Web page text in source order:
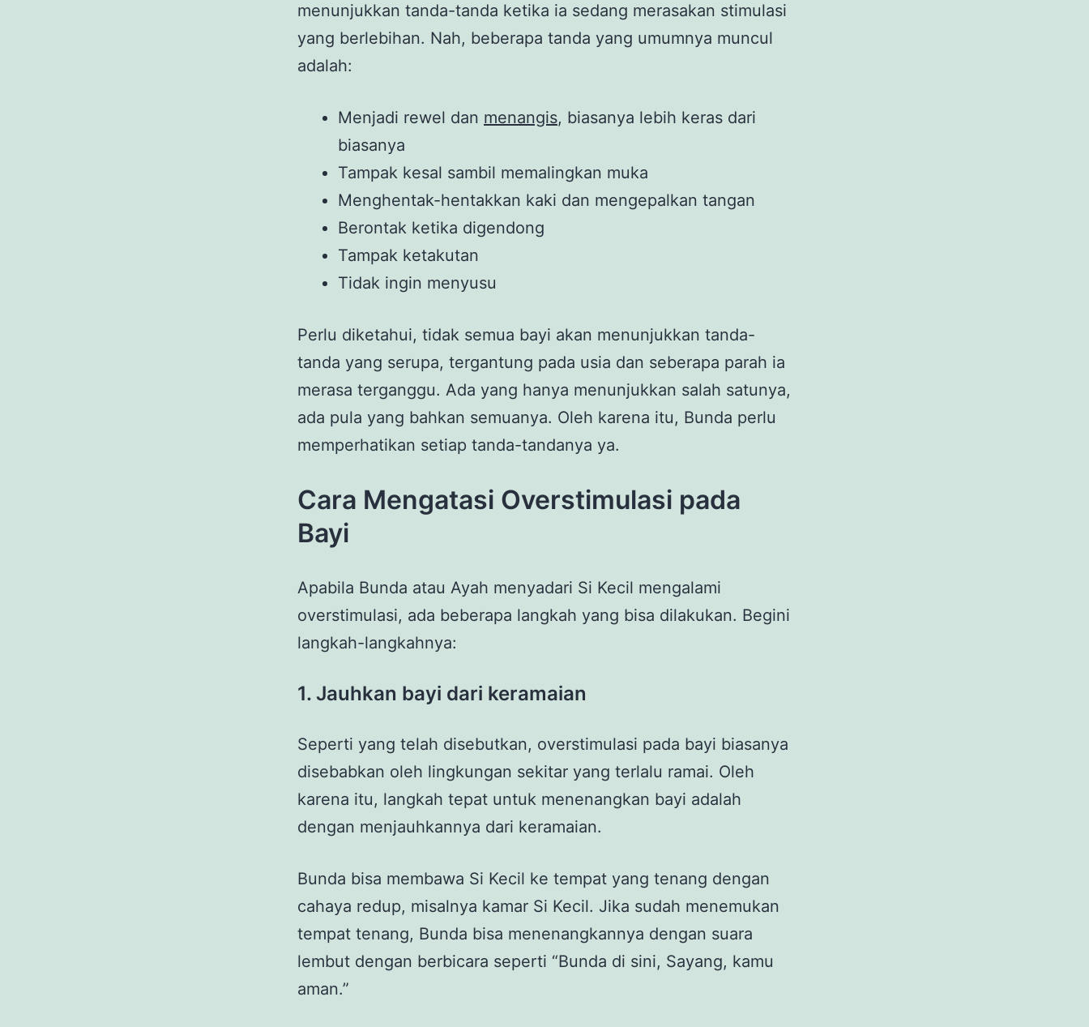
menunjukkan tanda-tanda ketika ia sedang merasakan stimulasi
yang berlebihan. Nah, beberapa tanda yang umumnya muncul
adalah:
Menjadi rewel dan menangis, biasanya lebih keras dari
biasanya
Tampak kesal sambil memalingkan muka
Menghentak-hentakkan kaki dan mengepalkan tangan
Berontak ketika digendong
Tampak ketakutan
Tidak ingin menyusu
Perlu diketahui, tidak semua bayi akan menunjukkan tanda-
tanda yang serupa, tergantung pada usia dan seberapa parah ia
merasa terganggu. Ada yang hanya menunjukkan salah satunya,
ada pula yang bahkan semuanya. Oleh karena itu, Bunda perlu
memperhatikan setiap tanda-tandanya ya.
Cara Mengatasi Overstimulasi pada
Bayi
Apabila Bunda atau Ayah menyadari Si Kecil mengalami
overstimulasi, ada beberapa langkah yang bisa dilakukan. Begini
langkah-langkahnya:
1. Jauhkan bayi dari keramaian
Seperti yang telah disebutkan, overstimulasi pada bayi biasanya
disebabkan oleh lingkungan sekitar yang terlalu ramai. Oleh
karena itu, langkah tepat untuk menenangkan bayi adalah
dengan menjauhkannya dari keramaian.
Bunda bisa membawa Si Kecil ke tempat yang tenang dengan
cahaya redup, misalnya kamar Si Kecil. Jika sudah menemukan
tempat tenang, Bunda bisa menenangkannya dengan suara
lembut dengan berbicara seperti “Bunda di sini, Sayang, kamu
aman.”